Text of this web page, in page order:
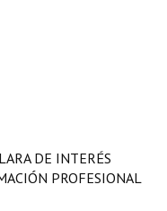
DE INTERÉS
PROFESIONAL